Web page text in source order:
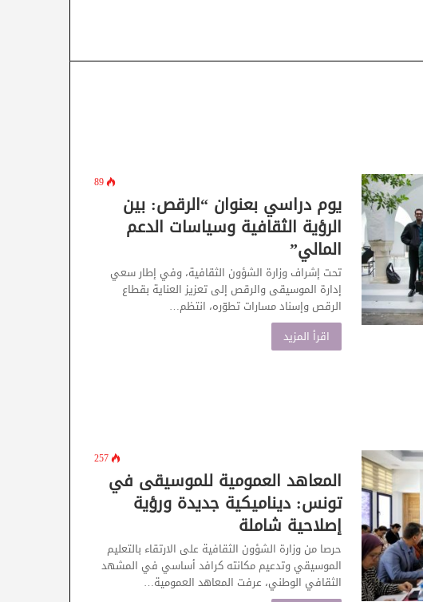
89
يوم دراسي بعنوان “الرقص: بين
الرؤية الثقافية وسياسات الدعم
المالي”
تحت إشراف وزارة الشؤون الثقافية، وفي إطار سعي
إدارة الموسيقى والرقص إلى تعزيز العناية بقطاع
الرقص وإسناد مسارات تطوّره، انتظم…
اقرأ المزيد
257
المعاهد العمومية للموسيقى في
تونس: ديناميكية جديدة ورؤية
إصلاحية شاملة
حرصا من وزارة الشؤون الثقافية على الارتقاء بالتعليم
الموسيقي وتدعيم مكانته كرافد أساسي في المشهد
الثقافي الوطني، عرفت المعاهد العمومية…